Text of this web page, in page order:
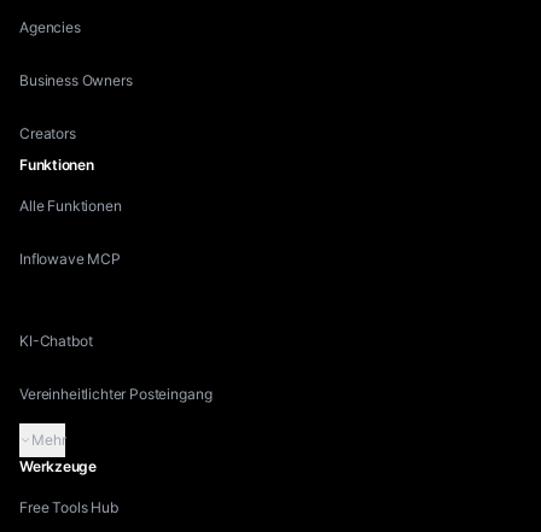
Agencies
Business Owners
Creators
Funktionen
Alle Funktionen
Inflowave MCP
KI-Chatbot
Vereinheitlichter Posteingang
Mehr
Werkzeuge
Free Tools Hub